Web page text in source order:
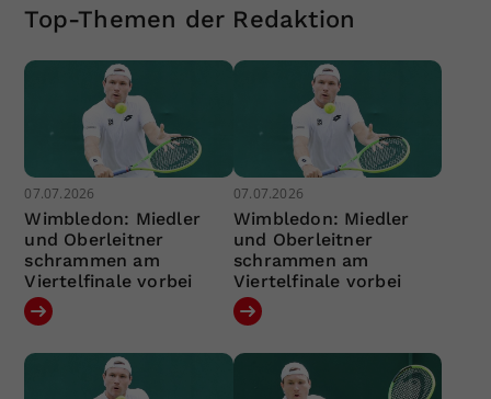
Top-Themen der Redaktion
07.07.2026
Wimbledon: Miedler
und Oberleitner
schrammen am
Viertelfinale vorbei
07.07.2026
Wimbledon: Miedler
und Oberleitner
schrammen am
Viertelfinale vorbei